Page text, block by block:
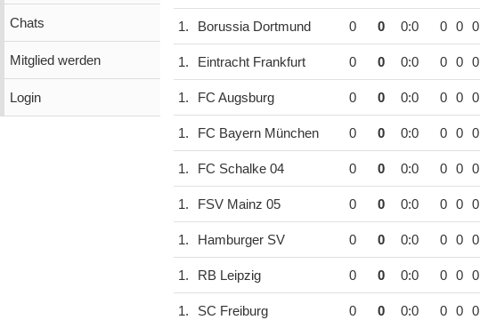
Chats
Mitglied werden
Login
1. Borussia Dortmund 0 0 0:0 0 0 0
1. Eintracht Frankfurt 0 0 0:0 0 0 0
1. FC Augsburg 0 0 0:0 0 0 0
1. FC Bayern München 0 0 0:0 0 0 0
1. FC Schalke 04 0 0 0:0 0 0 0
1. FSV Mainz 05 0 0 0:0 0 0 0
1. Hamburger SV 0 0 0:0 0 0 0
1. RB Leipzig 0 0 0:0 0 0 0
1. SC Freiburg 0 0 0:0 0 0 0